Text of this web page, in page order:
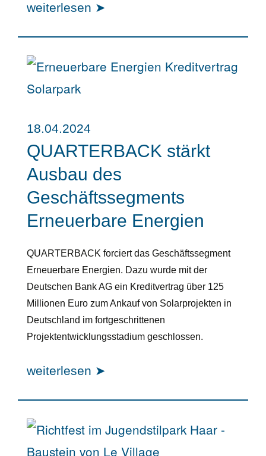
weiterlesen ➤
18.04.2024
QUARTERBACK stärkt
Ausbau des
Geschäftssegments
Erneuerbare Energien
QUARTERBACK forciert das Geschäftssegment
Erneuerbare Energien. Dazu wurde mit der
Deutschen Bank AG ein Kreditvertrag über 125
Millionen Euro zum Ankauf von Solarprojekten in
Deutschland im fortgeschrittenen
Projektentwicklungsstadium geschlossen.
weiterlesen ➤